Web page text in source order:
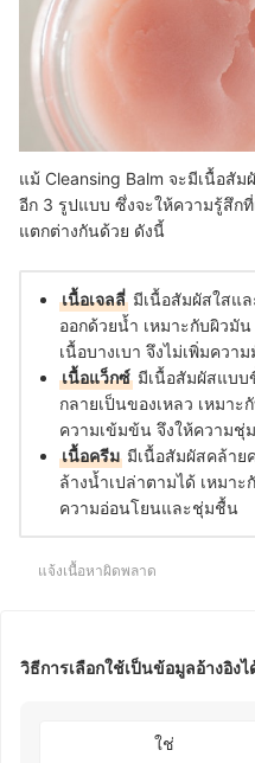
แม้ Cleansing Balm จะมีเนื้อสั
อีก 3 รูปแบบ ซึ่งจะให้ความรู้สึก
แตกต่างกันด้วย ดังนี้
เนื้อเจลลี่ มีเนื้อสัมผัสใสแ
ออกด้วยน้ำ เหมาะกับผิวมั
เนื้อบางเบา จึงไม่เพิ่มควา
เนื้อแว็กซ์ มีเนื้อสัมผัสแบบ
กลายเป็นของเหลว เหมาะ
ความเข้มข้น จึงให้ความชุ่
เนื้อครีม มีเนื้อสัมผัสคล้าย
ล้างน้ำเปล่าตามได้ เหมา
ความอ่อนโยนและชุ่มชื้น
แจ้งเนื้อหาผิดพลาด
วิธีการเลือกใช้เป็นข้อมูลอ้างอิงไ
ใช่